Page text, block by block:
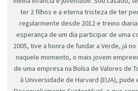
ter 2 filhos e a eterna tristeza de ter
regularmente desde 2012 e treino
esperança de um dia participar de uma
2005, tive a honra de fundar a Verde, já
naquele momento, o mais jovem
de uma empresa na Bolsa de Valores de
à Universidade de Harvard (EUA),